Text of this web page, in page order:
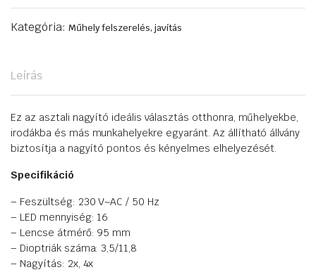
Kategória: Műhely felszerelés, javítás
Leírás
Ez az asztali nagyító ideális választás otthonra, műhelyekbe,
irodákba és más munkahelyekre egyaránt. Az állítható állvány
biztosítja a nagyító pontos és kényelmes elhelyezését.
Specifikáció
– Feszültség: 230 V~AC / 50 Hz
– LED mennyiség: 16
– Lencse átmérő: 95 mm
– Dioptriák száma: 3,5/11,8
– Nagyítás: 2x, 4x